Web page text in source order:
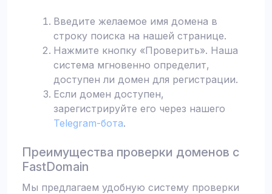
Введите желаемое имя домена в
строку поиска на нашей странице.
Нажмите кнопку «Проверить». Наша
система мгновенно определит,
доступен ли домен для регистрации.
Если домен доступен,
зарегистрируйте его через нашего
Telegram-бота.
Преимущества проверки доменов с
FastDomain
Мы предлагаем удобную систему проверки